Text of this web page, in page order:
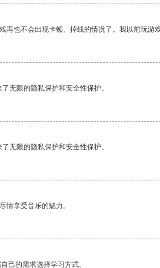
再也不会出现卡顿、掉线的情况了。我以前玩游
无限的隐私保护和安全性保护。
无限的隐私保护和安全性保护。
情享受音乐的魅力。
己的需求选择学习方式。